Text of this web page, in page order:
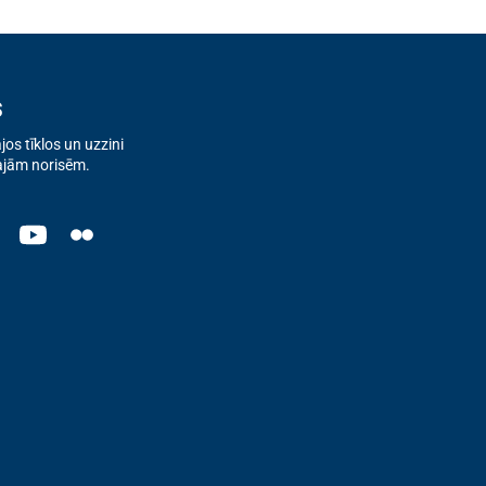
tīklos un uzzini
norisēm.